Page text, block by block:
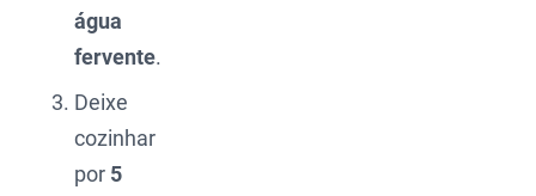
água
fervente.
Deixe
cozinhar
por 5